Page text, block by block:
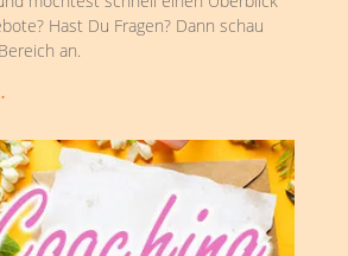
Hast Du Fragen? Dann schau
an.